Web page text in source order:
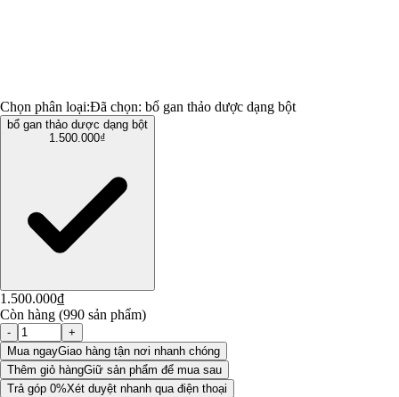
Chọn phân loại:Đã chọn: bổ gan thảo dược dạng bột
bổ gan thảo dược dạng bột
1.500.000₫
1.500.000₫
Còn hàng (990 sản phẩm)
-
+
Mua ngayGiao hàng tận nơi nhanh chóng
Thêm giỏ hàngGiữ sản phẩm để mua sau
Trả góp 0%Xét duyệt nhanh qua điện thoại